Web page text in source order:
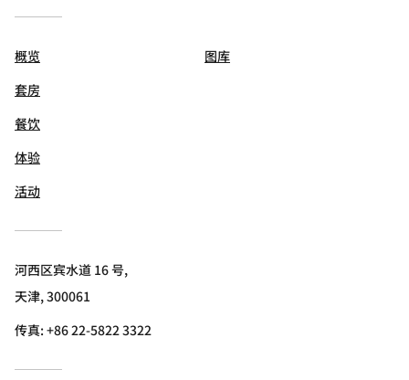
概览
套房
餐饮
体验
活动
图库
河西区宾水道 16 号,
天津, 300061
传真:+86 22-5822 3322